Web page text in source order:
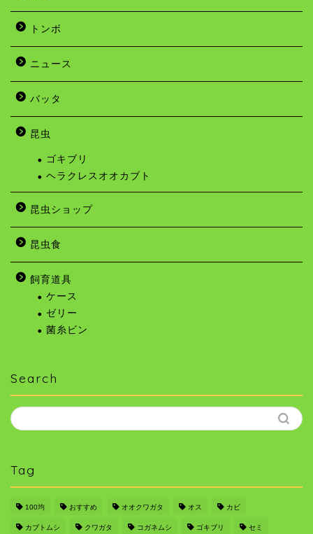
トンボ
ニュース
バッタ
昆虫
ゴキブリ
ヘラクレスオオカブト
昆虫ショップ
昆虫食
飼育道具
ケース
ゼリー
菌糸ビン
Search
Tag
100均 おすすめ オオクワガタ オス カビ
カブトムシ クワガタ コガネムシ ゴキブリ セミ